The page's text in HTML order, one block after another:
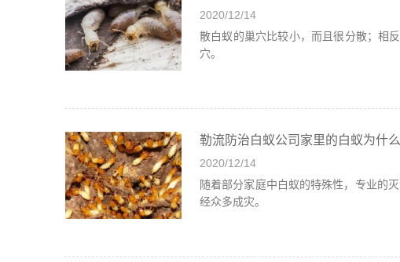
2020/12/14
散白蚁的巢穴比较小，而且很分散；相
穴。
勒流防治白蚁公司家里的白蚁为什
2020/12/14
随着部分家庭中白蚁的特殊性，专业的
经众多成灾。